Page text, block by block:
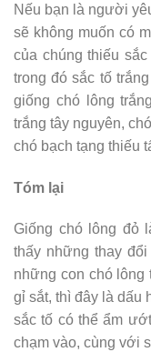
Nếu bạn là người
sẽ không muốn có
của chúng thiếu
trong đó sắc tố
giống chó lông
trắng tây nguyên,
chó bạch tạng thiếu
Tóm lại
Giống chó lông đỏ
thấy những thay
những con chó lông
gỉ sắt, thì đây là dấu
sắc tố có thể ẩm
chạm vào, cùng với